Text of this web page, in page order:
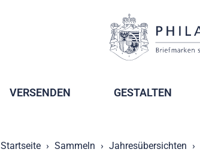
VERSENDEN GESTALTEN
Startseite Sammeln Jahresübersichten